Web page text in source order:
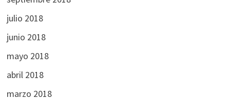
julio 2018
junio 2018
mayo 2018
abril 2018
marzo 2018